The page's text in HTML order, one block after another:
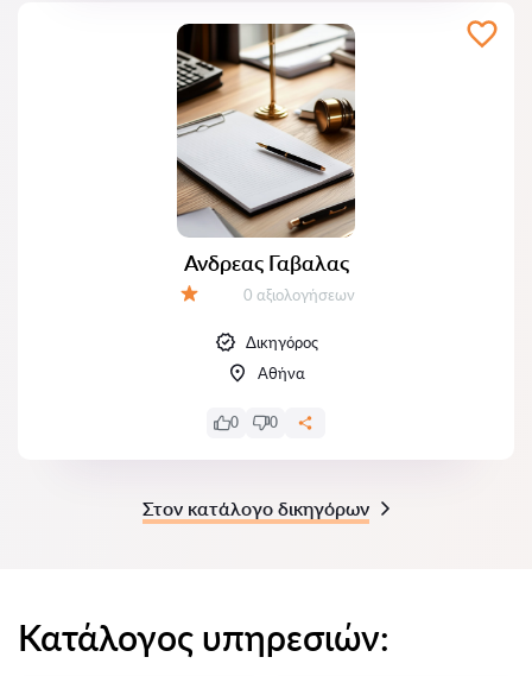
Ανδρεας Γαβαλας
Αξιολογήσεις:
0 αξιολογήσεων
Δικηγόρος
Αθήνα
0 0
Στον κατάλογο δικηγόρων
Κατάλογος υπηρεσιών: